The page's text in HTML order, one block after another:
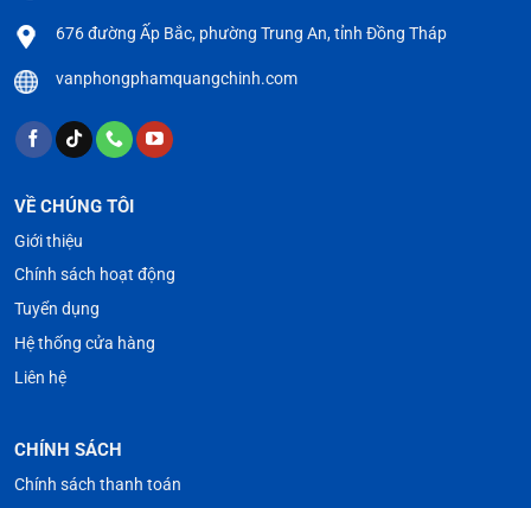
676 đường Ấp Bắc, phường Trung An, tỉnh Đồng Tháp
vanphongphamquangchinh.com
VỀ CHÚNG TÔI
Giới thiệu
Chính sách hoạt động
Tuyển dụng
Hệ thống cửa hàng
Liên hệ
CHÍNH SÁCH
Chính sách thanh toán